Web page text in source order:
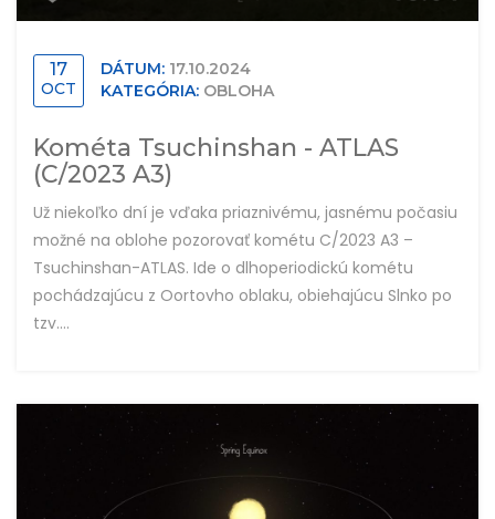
17
OCT
DÁTUM: 17.10.2024
KATEGÓRIA: OBLOHA
Kométa Tsuchinshan - ATLAS
(C/2023 A3)
Už niekoľko dní je vďaka priaznivému, jasnému počasiu
možné na oblohe pozorovať kométu C/2023 A3 –
Tsuchinshan-ATLAS. Ide o dlhoperiodickú kométu
pochádzajúcu z Oortovho oblaku, obiehajúcu Slnko po
tzv....